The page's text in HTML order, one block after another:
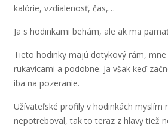
kalórie, vzdialenosť, čas,…
Ja s hodinkami behám, ale ak ma
Tieto hodinky majú dotykový rám,
rukavicami a podobne. Ja však keď
iba na pozeranie.
Užívateľské profily v hodinkách
nepotreboval, tak to teraz z hlavy tiež